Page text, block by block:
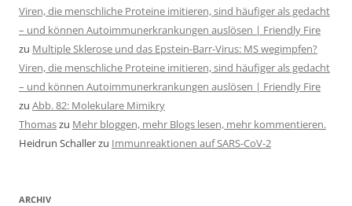
Viren, die menschliche Proteine imitieren, sind häufiger als gedacht
– und können Autoimmunerkrankungen auslösen | Friendly Fire
zu Multiple Sklerose und das Epstein-Barr-Virus: MS wegimpfen?
Viren, die menschliche Proteine imitieren, sind häufiger als gedacht
– und können Autoimmunerkrankungen auslösen | Friendly Fire
zu Abb. 82: Molekulare Mimikry
Thomaszu Mehr bloggen, mehr Blogs lesen, mehr kommentieren.
Heidrun Schallerzu Immunreaktionen auf SARS-CoV-2
ARCHIV